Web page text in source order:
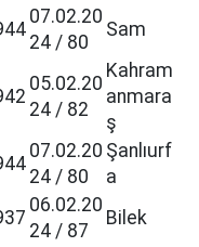
07.02.20
24 / 80
Sam
05.02.20
24 / 82
Kahram
anmara
ş
07.02.20
24 / 80
Şanlıurf
a
06.02.20
24 / 87
Bilek